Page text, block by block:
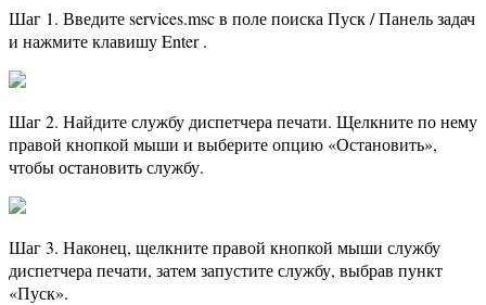
Шаг 1. Введите services.msc в поле поиска Пуск / Панель задач
и нажмите клавишу Enter .
Шаг 2. Найдите службу диспетчера печати. Щелкните по нему
правой кнопкой мыши и выберите опцию «Остановить»,
чтобы остановить службу.
Шаг 3. Наконец, щелкните правой кнопкой мыши службу
диспетчера печати, затем запустите службу, выбрав пункт
«Пуск».